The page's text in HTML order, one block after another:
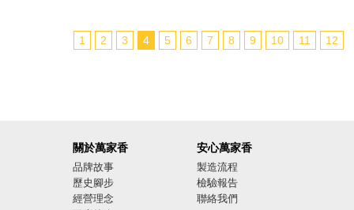
1 2 3 4 5 6 7 8 9 10 11 12
關於萬家香
品牌故事
歷史腳步
經營理念
安心萬家香
製造流程
檢驗報告
聯絡我們